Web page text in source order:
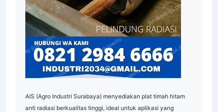
AIS (Agro Industri Surabaya) menyediakan plat timah hitam
anti radiasi berkualitas tinggi, ideal untuk aplikasi yang